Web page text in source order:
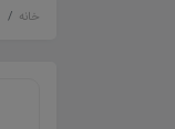
خانه